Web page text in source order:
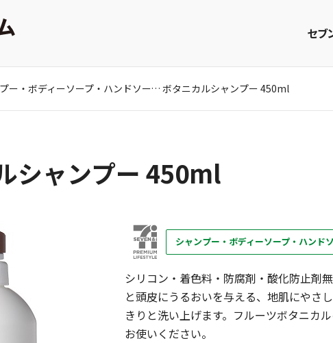
セブ
シャンプー・ボディーソープ・ハンドソープ・洗濯洗剤・柔軟剤 ボタニカルシャンプー 450ml
シャンプー 450ml
シャンプー・ボディーソープ・ハンド
シリコン・着色料・防腐剤・酸化防止剤
と頭皮にうるおいを与える、地肌にやさ
きりと洗い上げます。フルーツボタニカ
お使いください。